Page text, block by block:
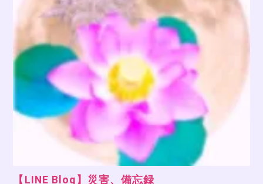
【LINE Blog】災害、備忘録